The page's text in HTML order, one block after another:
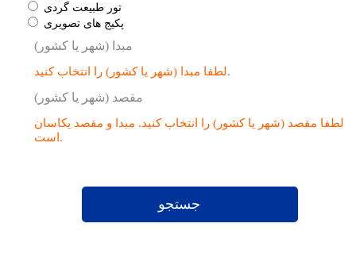
تور طبیعت گردی
پکیج های تصویری
مبدا (شهر یا کشور)
لطفا مبدا (شهر یا کشور) را انتخاب کنید.
مقصد (شهر یا کشور)
لطفا مقصد (شهر یا کشور) را انتخاب کنید. مبدا و مقصد یکاسان
است.
جستجو